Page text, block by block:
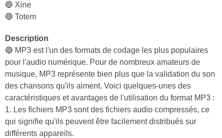
🔵 Xine
🔵 Totem
Description
🔵 MP3 est l'un des formats de codage les plus populaires
pour l'audio numérique. Pour de nombreux amateurs de
musique, MP3 représente bien plus que la validation du son
des chansons qu'ils aiment. Voici quelques-unes des
caractéristiques et avantages de l'utilisation du format MP3 :
1. Les fichiers MP3 sont des fichiers audio compressés, ce
qui signifie qu'ils peuvent être facilement distribués sur
différents appareils.